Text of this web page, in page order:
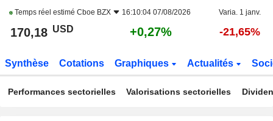
Temps réel estimé Cboe BZX 16:10:04 07/08/2026 Varia. 1 janv.
170,18 USD +0,27% -21,65%
Synthèse Cotations Graphiques Actualités
Performances sectorielles Valorisations sectorielles